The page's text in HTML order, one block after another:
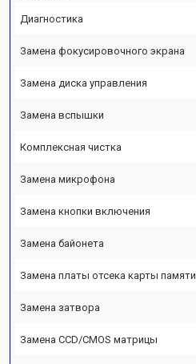
Диагностика
Замена фокусировочного экрана
Замена диска управления
Замена вспышки
Комплексная чистка
Замена микрофона
Замена кнопки включения
Замена байонета
Замена платы отсека карты памяти
Замена затвора
Замена CCD/CMOS матрицы